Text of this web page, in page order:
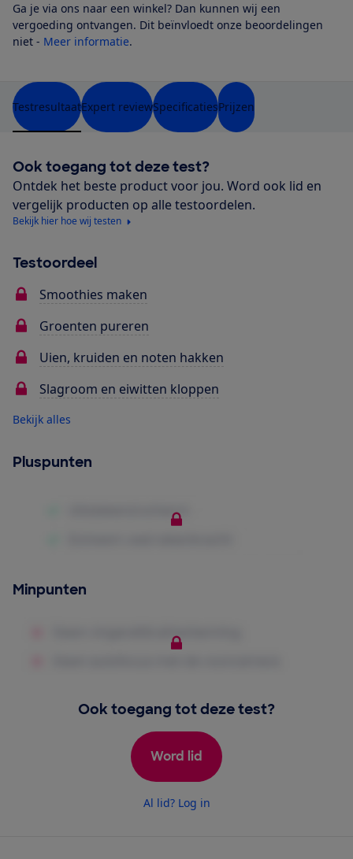
Ga je via ons naar een winkel? Dan kunnen wij een
vergoeding ontvangen. Dit beïnvloedt onze beoordelingen
niet - Meer informatie.
TestresultaatExpert reviewSpecificatiesPrijzen
Ook toegang tot deze test?
Ontdek het beste product voor jou. Word ook lid en
vergelijk producten op alle testoordelen.
Bekijk hier hoe wij testen
Testoordeel
Smoothies maken
Groenten pureren
Uien, kruiden en noten hakken
Slagroom en eiwitten kloppen
Bekijk alles
Pluspunten
Minpunten
Ook toegang tot deze test?
Word lid
Al lid? Log in